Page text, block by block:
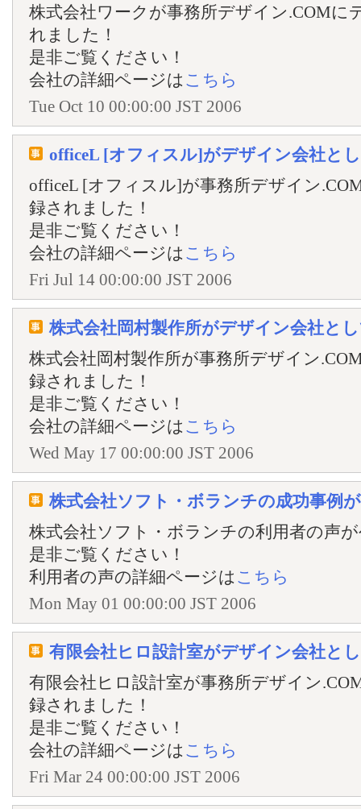
株式会社ワークが事務所デザイン.COMに
れました！
是非ご覧ください！
会社の詳細ページは こちら
Tue Oct 10 00:00:00 JST 2006
officeL [オフィスル]がデザイン会社と
officeL [オフィスル]が事務所デザイン
録されました！
是非ご覧ください！
会社の詳細ページは こちら
Fri Jul 14 00:00:00 JST 2006
株式会社岡村製作所がデザイン会社と
株式会社岡村製作所が事務所デザイン
録されました！
是非ご覧ください！
会社の詳細ページは こちら
Wed May 17 00:00:00 JST 2006
株式会社ソフト・ボランチの成功事例
株式会社ソフト・ボランチの利用者の声
是非ご覧ください！
利用者の声の詳細ページは こちら
Mon May 01 00:00:00 JST 2006
有限会社ヒロ設計室がデザイン会社と
有限会社ヒロ設計室が事務所デザイン
録されました！
是非ご覧ください！
会社の詳細ページは こちら
Fri Mar 24 00:00:00 JST 2006